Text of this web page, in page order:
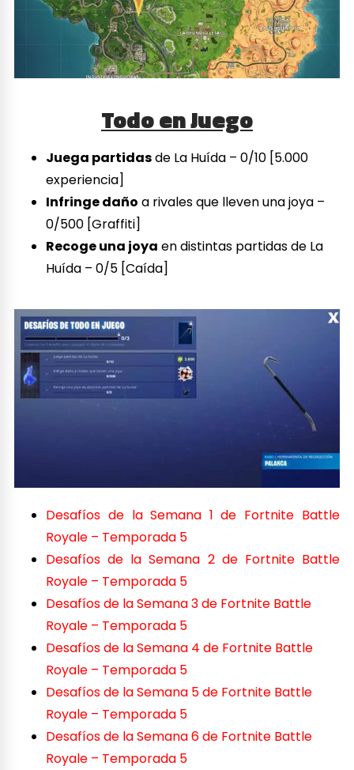
Todo en Juego
Juega partidasde La Huída – 0/10 [5.000
experiencia]
Infringe daño a rivales que lleven una joya –
0/500 [Graffiti]
Recoge una joya en distintas partidas de La
Huída – 0/5 [Caída]
Desafíos de la Semana 1 de Fortnite Battle
Royale – Temporada 5
Desafíos de la Semana 2 de Fortnite Battle
Royale – Temporada 5
Desafíos de la Semana 3 de Fortnite Battle
Royale – Temporada 5
Desafíos de la Semana 4 de Fortnite Battle
Royale – Temporada 5
Desafíos de la Semana 5 de Fortnite Battle
Royale – Temporada 5
Desafíos de la Semana 6 de Fortnite Battle
Royale – Temporada 5